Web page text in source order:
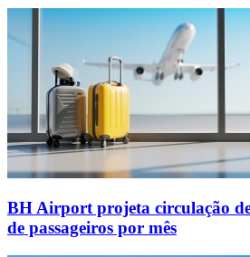
BH Airport projeta circulação
de passageiros por mês